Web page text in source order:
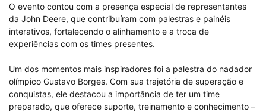
O evento contou com a presença especial de representantes
da John Deere, que contribuíram com palestras e painéis
interativos, fortalecendo o alinhamento e a troca de
experiências com os times presentes.
Um dos momentos mais inspiradores foi a palestra do nadador
olímpico Gustavo Borges. Com sua trajetória de superação e
conquistas, ele destacou a importância de ter um time
preparado, que oferece suporte, treinamento e conhecimento –